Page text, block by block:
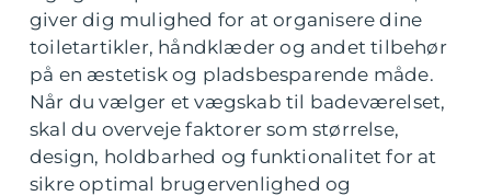
giver dig mulighed for at organisere dine
toiletartikler, håndklæder og andet tilbehør
på en æstetisk og pladsbesparende måde.
Når du vælger et vægskab til badeværelset,
skal du overveje faktorer som størrelse,
design, holdbarhed og funktionalitet for at
sikre optimal brugervenlighed og